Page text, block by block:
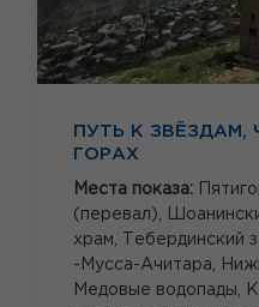
ПУТЬ К ЗВЁЗДАМ,
ГОРАХ
Места показа:
(перевал),
храм,
Тебердинский
-Мусса-Ачитара,
Медовые водопады,